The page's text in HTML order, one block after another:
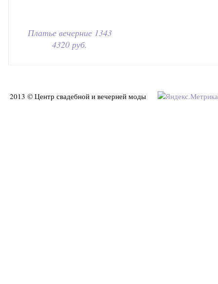
Платье вечерние 1343
4320 руб.
2013 © Центр свадебной и вечерней моды